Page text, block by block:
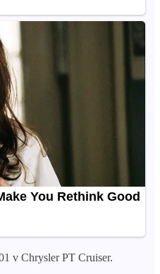
v Chrysler PT Cruiser.